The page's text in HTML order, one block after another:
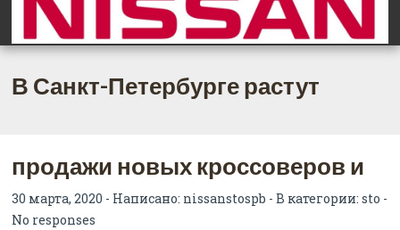
В Санкт-Петербурге растут
продажи новых кроссоверов и
30 марта, 2020 - Написано: nissanstospb - В категории:sto -
No responses